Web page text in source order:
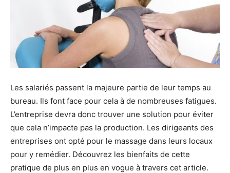
Les salariés passent la majeure partie de leur temps au
bureau. Ils font face pour cela à de nombreuses fatigues.
L’entreprise devra donc trouver une solution pour éviter
que cela n’impacte pas la production. Les dirigeants des
entreprises ont opté pour le massage dans leurs locaux
pour y remédier. Découvrez les bienfaits de cette
pratique de plus en plus en vogue à travers cet article.